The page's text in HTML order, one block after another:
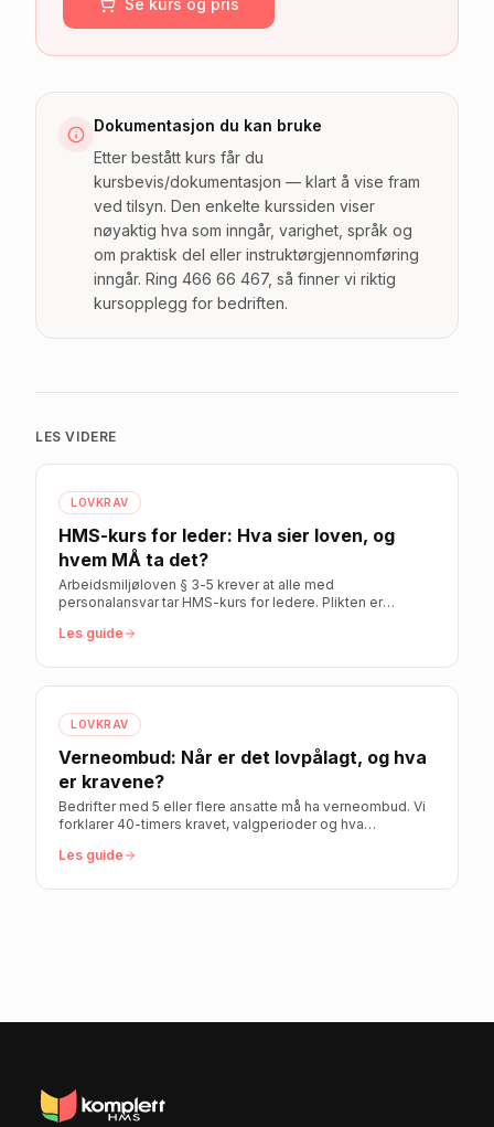
Se kurs og pris
Dokumentasjon du kan bruke
Etter bestått kurs får du
kursbevis/dokumentasjon — klart å vise fram
ved tilsyn. Den enkelte kurssiden viser
nøyaktig hva som inngår, varighet, språk og
om praktisk del eller instruktørgjennomføring
inngår. Ring 466 66 467, så finner vi riktig
kursopplegg for bedriften.
LES VIDERE
LOVKRAV
HMS-kurs for leder: Hva sier loven, og
hvem MÅ ta det?
Arbeidsmiljøloven § 3-5 krever at alle med
personalansvar tar HMS-kurs for ledere. Plikten er
Les guide
LOVKRAV
Verneombud: Når er det lovpålagt, og hva
er kravene?
Bedrifter med 5 eller flere ansatte må ha verneombud. Vi
forklarer 40-timers kravet, valgperioder og hva
Les guide